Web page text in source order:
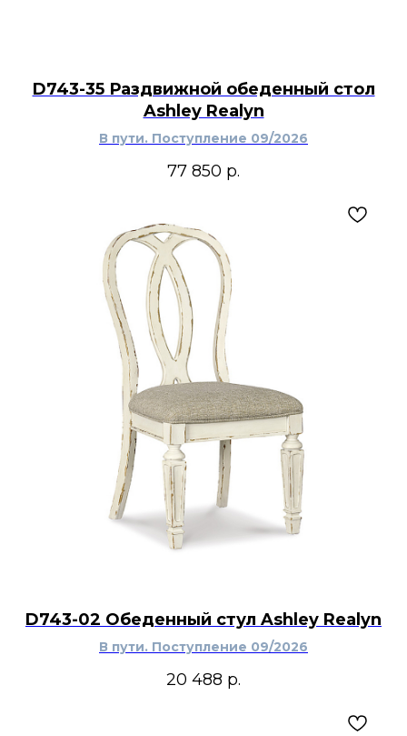
D743-35 Раздвижной обеденный стол
Ashley Realyn
В пути. Поступление 09/2026
77 850 р.
D743-02 Обеденный стул Ashley Realyn
В пути. Поступление 09/2026
20 488 р.